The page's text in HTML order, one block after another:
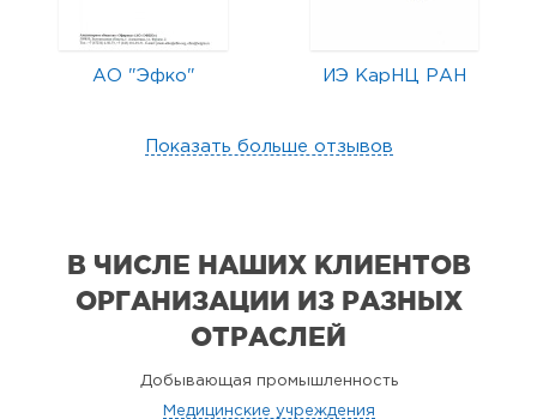
АО "Эфко" ИЭ КарНЦ РАН
Показать больше отзывов
В ЧИСЛЕ НАШИХ КЛИЕНТОВ
ОРГАНИЗАЦИИ ИЗ РАЗНЫХ
ОТРАСЛЕЙ
Добывающая промышленность
Медицинские учреждения